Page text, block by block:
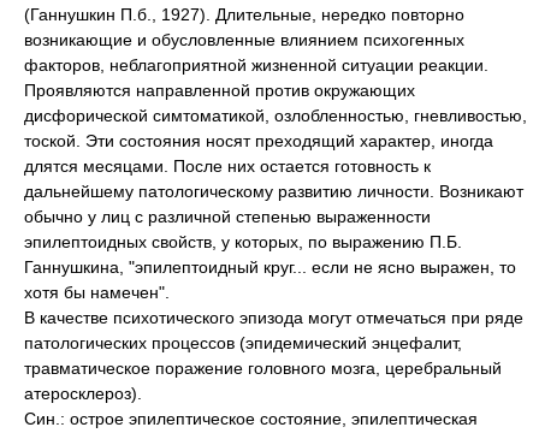
(Ганнушкин П.б., 1927). Длительные, нередко повторно
возникающие и обусловленные влиянием психогенных
факторов, неблагоприятной жизненной ситуации реакции.
Проявляются направленной против окружающих
дисфорической симтоматикой, озлобленностью, гневливостью,
тоской. Эти состояния носят преходящий характер, иногда
длятся месяцами. После них остается готовность к
дальнейшему патологическому развитию личности. Возникают
обычно у лиц с различной степенью выраженности
эпилептоидных свойств, у которых, по выражению П.Б.
Ганнушкина, "эпилептоидный круг... если не ясно выражен, то
хотя бы намечен".
В качестве психотического эпизода могут отмечаться при ряде
патологических процессов (эпидемический энцефалит,
травматическое поражение головного мозга, церебральный
атеросклероз).
Син.: острое эпилептическое состояние, эпилептическая